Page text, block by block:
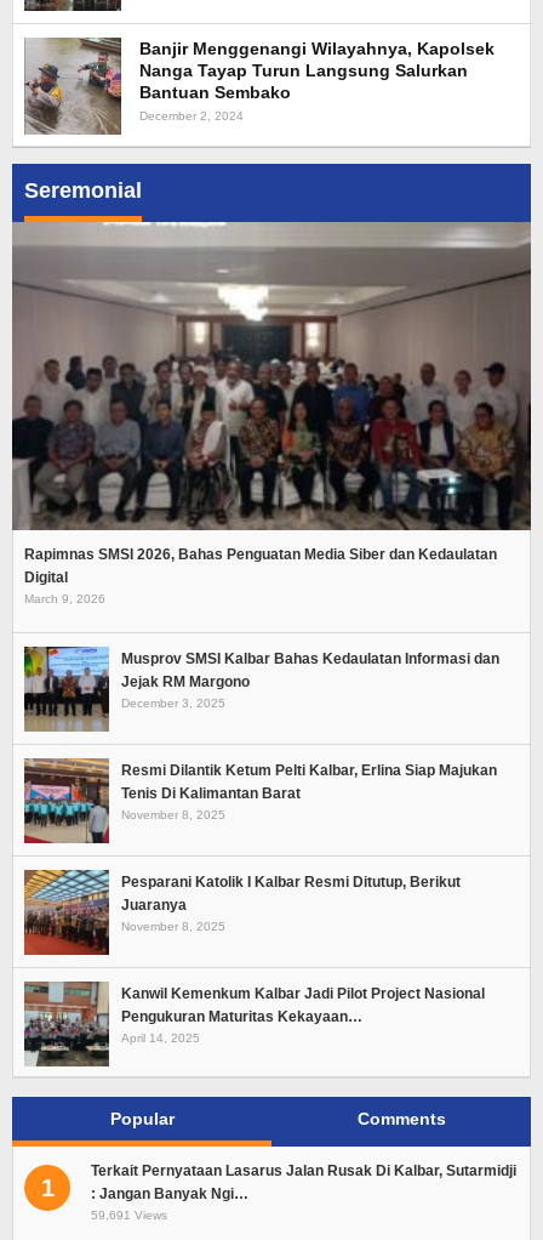
Seremonial
Rapimnas SMSI 2026, Bahas Penguatan Media Siber dan Kedaulatan
Digital
March 9, 2026
Musprov SMSI Kalbar Bahas Kedaulatan Informasi dan
Jejak RM Margono
December 3, 2025
Resmi Dilantik Ketum Pelti Kalbar, Erlina Siap Majukan
Tenis Di Kalimantan Barat
November 8, 2025
Pesparani Katolik I Kalbar Resmi Ditutup, Berikut
Juaranya
November 8, 2025
Kanwil Kemenkum Kalbar Jadi Pilot Project Nasional
Pengukuran Maturitas Kekayaan…
April 14, 2025
Popular Comments
1
Terkait Pernyataan Lasarus Jalan Rusak Di Kalbar, Sutarmidji
: Jangan Banyak Ngi…
59,691 Views
Banjir Menggenangi Wilayahnya, Kapolsek
Nanga Tayap Turun Langsung Salurkan
Bantuan Sembako
December 2, 2024